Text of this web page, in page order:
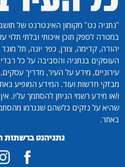
"נתניה נט" מקומון האינטרנט של
במטרה לספק תוכן איכותי ובלתי
יהודה, קדימה, צורן, כפר יונה, תל
העוסקים בנתניה והסביבה על כל
עירוניים, מידע על העיר, מדריך
מבזקי חדשות ועוד. המידע המופיע
ו/או מידע רשמי הניתן להסתמך עליו.
שהיא על נזקים כלשהם שנגרמו
באתר.
נתניהנט ברשתות